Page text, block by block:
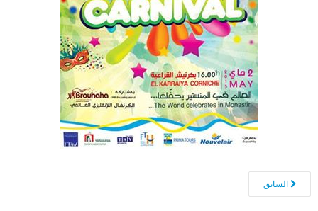
الأجندا الثقـــــــافية
المنستير في عيون الشعراء
المنستير في عيون الفنــانين
السابق